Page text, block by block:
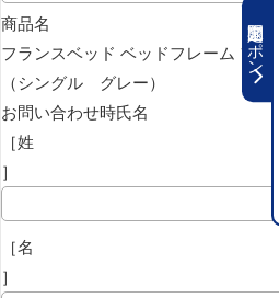
期間限定クーポン
商品名
フランスベッド ベッドフレーム フ
（シングル グレー）
お問い合わせ時氏名
［姓
］
［名
］